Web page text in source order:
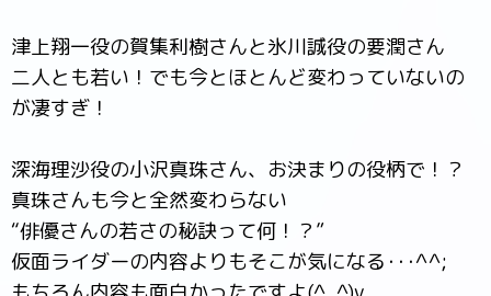
津上翔一役の賀集利樹さんと氷川誠役の要潤さん
二人とも若い！でも今とほとんど変わっていないの
が凄すぎ！
深海理沙役の小沢真珠さん、お決まりの役柄で！？
真珠さんも今と全然変わらない
“俳優さんの若さの秘訣って何！？”
仮面ライダーの内容よりもそこが気になる･･･^^;